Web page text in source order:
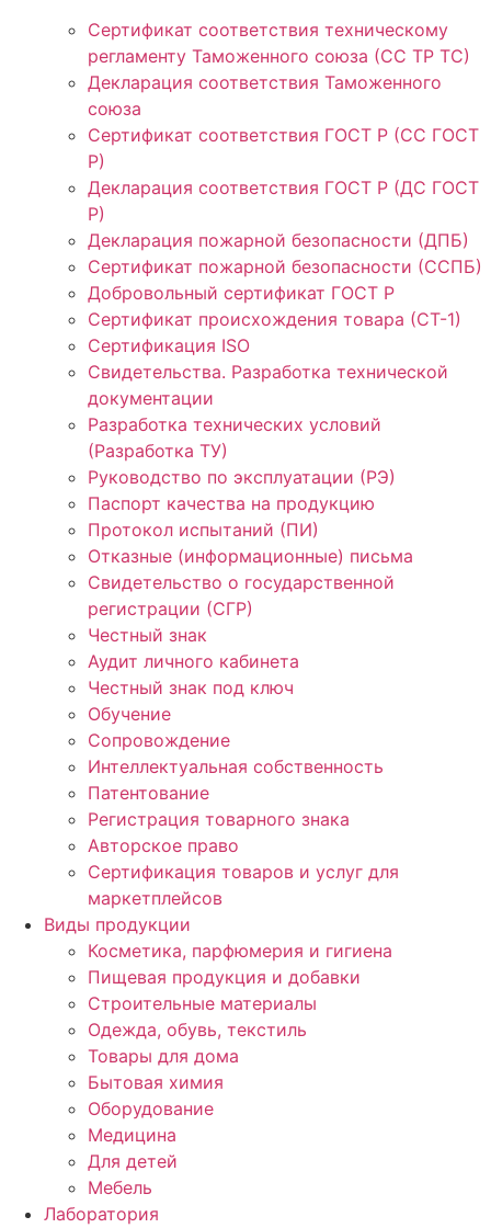
Сертификат соответствия техническому
регламенту Таможенного союза (СС ТР ТС)
Декларация соответствия Таможенного
союза
Сертификат соответствия ГОСТ Р (СС ГОСТ
Р)
Декларация соответствия ГОСТ Р (ДС ГОСТ
Р)
Декларация пожарной безопасности (ДПБ)
Сертификат пожарной безопасности (ССПБ)
Добровольный сертификат ГОСТ Р
Сертификат происхождения товара (СТ-1)
Сертификация ISO
Свидетельства. Разработка технической
документации
Разработка технических условий
(Разработка ТУ)
Руководство по эксплуатации (РЭ)
Паспорт качества на продукцию
Протокол испытаний (ПИ)
Отказные (информационные) письма
Свидетельство о государственной
регистрации (СГР)
Честный знак
Аудит личного кабинета
Честный знак под ключ
Обучение
Сопровождение
Интеллектуальная собственность
Патентование
Регистрация товарного знака
Авторское право
Сертификация товаров и услуг для
маркетплейсов
Виды продукции
Косметика, парфюмерия и гигиена
Пищевая продукция и добавки
Строительные материалы
Одежда, обувь, текстиль
Товары для дома
Бытовая химия
Оборудование
Медицина
Для детей
Мебель
Лаборатория